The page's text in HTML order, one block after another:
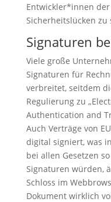
Entwickler*innen der
Sicherheitslücken zu
Signaturen
Viele große
Signaturen für
verbreitet, seitdem
Regulierung zu
Authentication and
Auch Verträge von
digital signiert, was
bei allen Gesetzen
Signaturen würden,
Schloss im
Dokument wirklich